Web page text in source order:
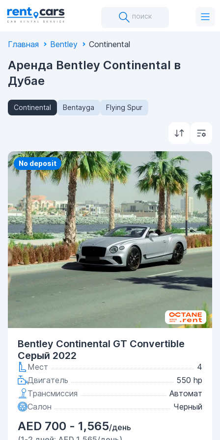
поиск
Главная Bentley Continental
Аренда Bentley Continental в
Дубае
Continental Bentayga Flying Spur
Priority
No deposit
Bentley Continental GT Convertible
Серый 2022
Мест
4
Двигатель
550 hp
Трансмиссия
Автомат
Салон
Черный
AED 700 - 1,565/день